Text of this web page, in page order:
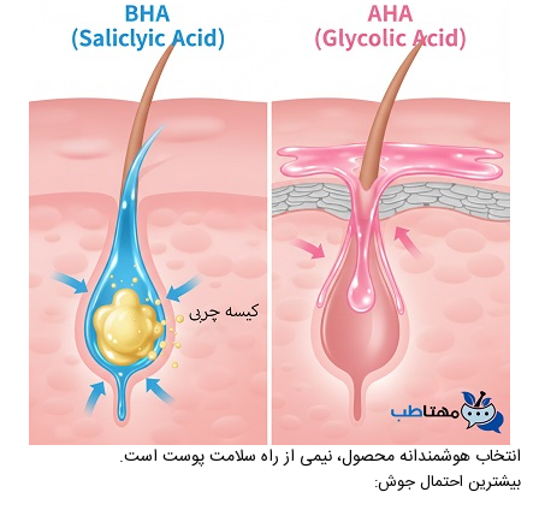
انتخاب هوشمندانه محصول، نیمی از راه سلامت پوست است.
بیشترین احتمال جوش: